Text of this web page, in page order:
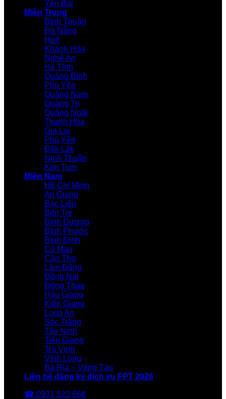
Yên Bái
Miền Trung
Bình Thuận
Đà Nẵng
Huế
Khánh Hòa
Nghệ An
Hà Tĩnh
Quảng Bình
Phú Yên
Quảng Nam
Quảng Trị
Quảng Ngãi
Thanh Hóa
Gia Lai
Phú Yên
Đăk Lăk
Ninh Thuận
Kon Tum
Miền Nam
Hồ Chí Minh
An Giang
Bạc Liêu
Bến Tre
Bình Dương
Bình Phước
Bình Định
Cà Mau
Cần Thơ
Lâm Đồng
Đồng Nai
Đồng Tháp
Hậu Giang
Kiên Giang
Long An
Sóc Trăng
Tây Ninh
Tiền Giang
Trà Vinh
Vĩnh Long
Bà Rịa – Vũng Tàu
Liên hệ đăng ký dịch vụ FPT 2026
☎ 0931 523 668